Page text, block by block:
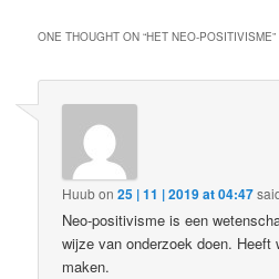
ONE THOUGHT ON “HET NEO-POSITIVISME”
Huubon25 | 11 | 2019 at 04:47
Neo-positivisme is een
wijze van onderzoek doen.
maken.